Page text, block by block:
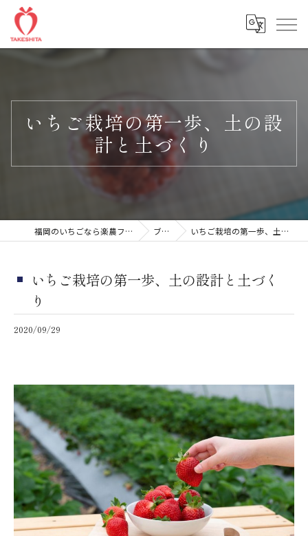
いちご栽培の第一歩、土の設
計と土づくり
福岡のいちごなら楽農ファームたけした ブログ いちご栽培の第一歩、土の設計と土づくり
いちご栽培の第一歩、土の設計と土づく
り
2020/09/29